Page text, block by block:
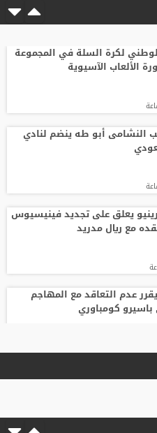
لكرة السلة في المجموعة
الألعاب الآسيوية
النشامى أبو طه ينضم لنادي
يعلق على تجديد فينيسيوس
مع ريال مدريد
عدم التعاقد مع المهاجم
باسيرو كومباوري
يؤكد دفع مستحقات نهاية الخدمة